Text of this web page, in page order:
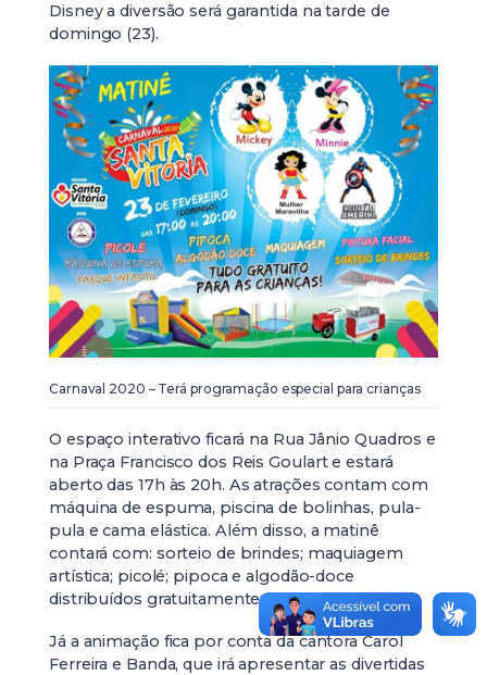
Disney a diversão será garantida na tarde de
domingo (23).
Carnaval 2020 – Terá programação especial para crianças
O espaço interativo ficará na Rua Jânio Quadros e
na Praça Francisco dos Reis Goulart e estará
aberto das 17h às 20h. As atrações contam com
máquina de espuma, piscina de bolinhas, pula-
pula e cama elástica. Além disso, a matinê
contará com: sorteio de brindes; maquiagem
artística; picolé; pipoca e algodão-doce
distribuídos gratuitamente.
Já a animação fica por conta da cantora Carol
Ferreira e Banda, que irá apresentar as divertidas